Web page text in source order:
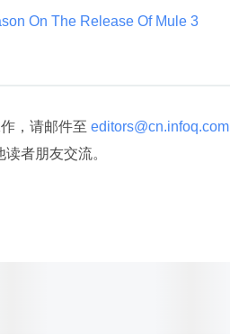
On The Release Of Mule 3
，请邮件至 editors@cn.infoq.com
者朋友交流。